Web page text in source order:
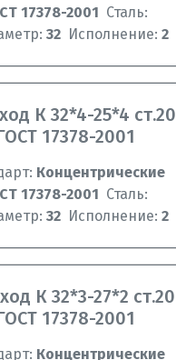
17378-2001 Сталь:
32 Исполнение: 2
К 32*4-25*4 ст.20
17378-2001
Концентрические
17378-2001 Сталь:
32 Исполнение: 2
К 32*3-27*2 ст.20
17378-2001
Концентрические